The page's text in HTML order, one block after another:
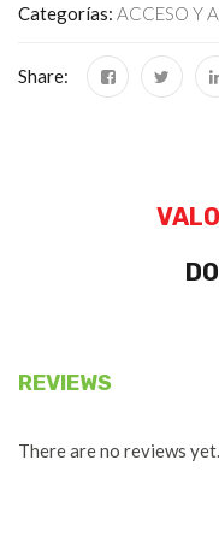
Categorías: ACCESO Y
Share:
REVIEWS
There are no reviews yet.